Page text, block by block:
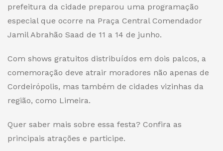
prefeitura da cidade preparou uma programação
especial que ocorre na Praça Central Comendador
Jamil Abrahão Saad de 11 a 14 de junho.
Com shows gratuitos distribuídos em dois palcos, a
comemoração deve atrair moradores não apenas de
Cordeirópolis, mas também de cidades vizinhas da
região, como Limeira.
Quer saber mais sobre essa festa? Confira as
principais atrações e participe.